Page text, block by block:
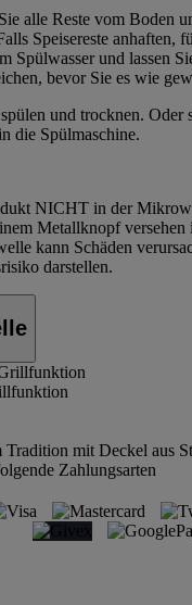
alle Reste vom Boden
Speisereste anhaften,
Spülwasser und lassen
bevor Sie es wie
und trocknen. Oder
die Spülmaschine.
NICHT in der
Metallknopf
kann Schäden
darstellen.
Zahlungsarten